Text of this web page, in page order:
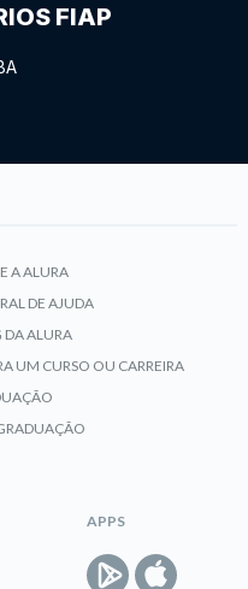
FIAP
A ALURA
DE AJUDA
DA ALURA
UM CURSO OU CARREIRA
APPS